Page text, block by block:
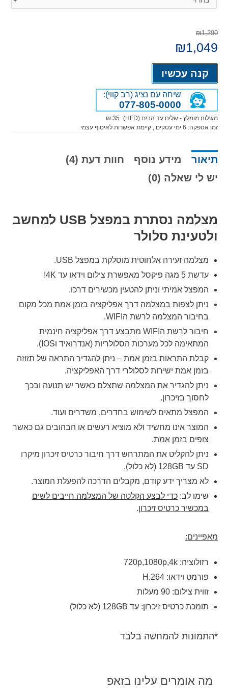
₪1,290
המחיר
המקורי
היה:
₪1,290.
₪1,049
קנה עכשיו
שיחה עם נציג (רב קווי):
077-805-0000
משלוח מומלץ - שליח עד הבית (HFD):
35 ₪
זמן אספקה: 6 ימי עסקים , קיימת אפשרות לאיסוף עצמי
תיאור מידע נוסף
חוות דעת (4)
יש לי שאלה (0)
מצלמה נסתרת במפצל USB למחשב
ולטעינת סלולר
מצלמה זעירה אלחוטית מוסלקת במפצל USB.
עדשת 5 מגה פיקסל מאפשרת צילום וידאו עד 4K!
המפצל אמיתי וניתן להטעין מכשירים דרכו.
ניתן לצפות במצלמה דרך אפליקציה בזמן אמת מכל מקום
בחיבור המצלמה לרשת הWIFI.
חיבור לרשת ה
WIFI מתבצע דרך אפליקציה חינמית
המתאימה לכל מערכות הסלולריות (אנדרואיד וIOS).
קבלת התראות בזמן אמת – ניתן להגדיר התראה של תזוזה
בזמן אמת ישירות לסלולרי דרך האפליקציה.
ניתן להגדיר את המצלמה שתצלם כאשר יש תנועה ובכך
לחסוך בזיכרון.
המפצל מתאים לשימוש בחדרים, משדרים ועוד.
המוצר אינו מחשיד ולא מוציא רעשים או הבהובים גם כאשר
צופים בזמן אמת.
ניתן להקליט את המתרחש דרך חיבור כרטיס זיכרון מיקרו
SD עד 128GB
(לא כלול).
לא מצריך ידע קודם, מקבלים הדרכה להפעלת המוצר.
שימו לב: כדי לבצע הקלטה של המצלמה חייבים לשים
במכשיר כרטיס זיכרון.
מאפיינים:
רזולוציה: 720p,1080p,4k
פורמט וידאו: H.264
זווית צילום: 90 מעלות
תומכת כרטיס זיכרון: עד 128GB (לא כלול)
*התמונות להמחשה בלבד
מה אומרים עלינו בזאפ